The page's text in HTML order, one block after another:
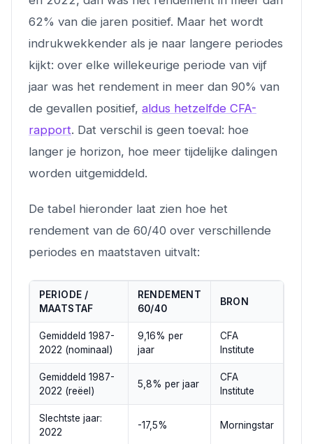
62% van die jaren positief. Maar het wordt
indrukwekkender als je naar langere periodes
kijkt: over elke willekeurige periode van vijf
jaar was het rendement in meer dan 90% van
de gevallen positief, aldus hetzelfde CFA-
rapport. Dat verschil is geen toeval: hoe
langer je horizon, hoe meer tijdelijke dalingen
worden uitgemiddeld.
De tabel hieronder laat zien hoe het
rendement van de 60/40 over verschillende
periodes en maatstaven uitvalt:
PERIODE /
MAATSTAF
RENDEMENT
60/40
BRON
Gemiddeld 1987-
2022 (nominaal)
9,16% per
jaar
CFA
Institute
Gemiddeld 1987-
2022 (reëel)
5,8% per jaar
CFA
Institute
Slechtste jaar:
2022
-17,5% Morningstar